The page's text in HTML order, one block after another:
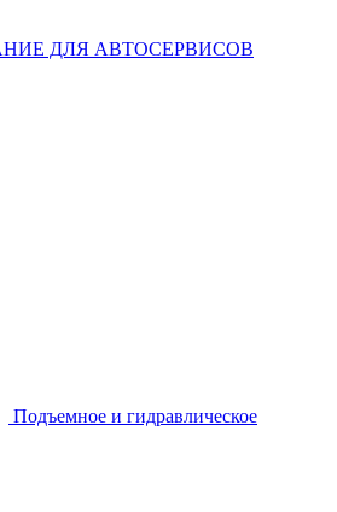
ДЛЯ АВТОСЕРВИСОВ
Подъемное и гидравлическое